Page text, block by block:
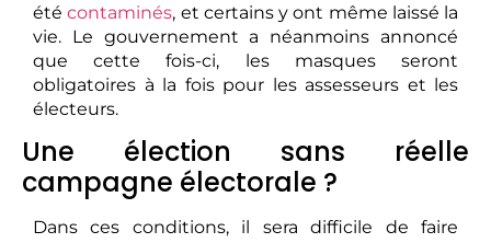
étécontaminés, et certains y ont même laissé la
vie. Le gouvernement a néanmoins annoncé
que cette fois-ci, les masques seront
obligatoires à la fois pour les assesseurs et les
électeurs.
Une élection sans réelle
campagne électorale ?
Dans ces conditions, il sera difficile de faire